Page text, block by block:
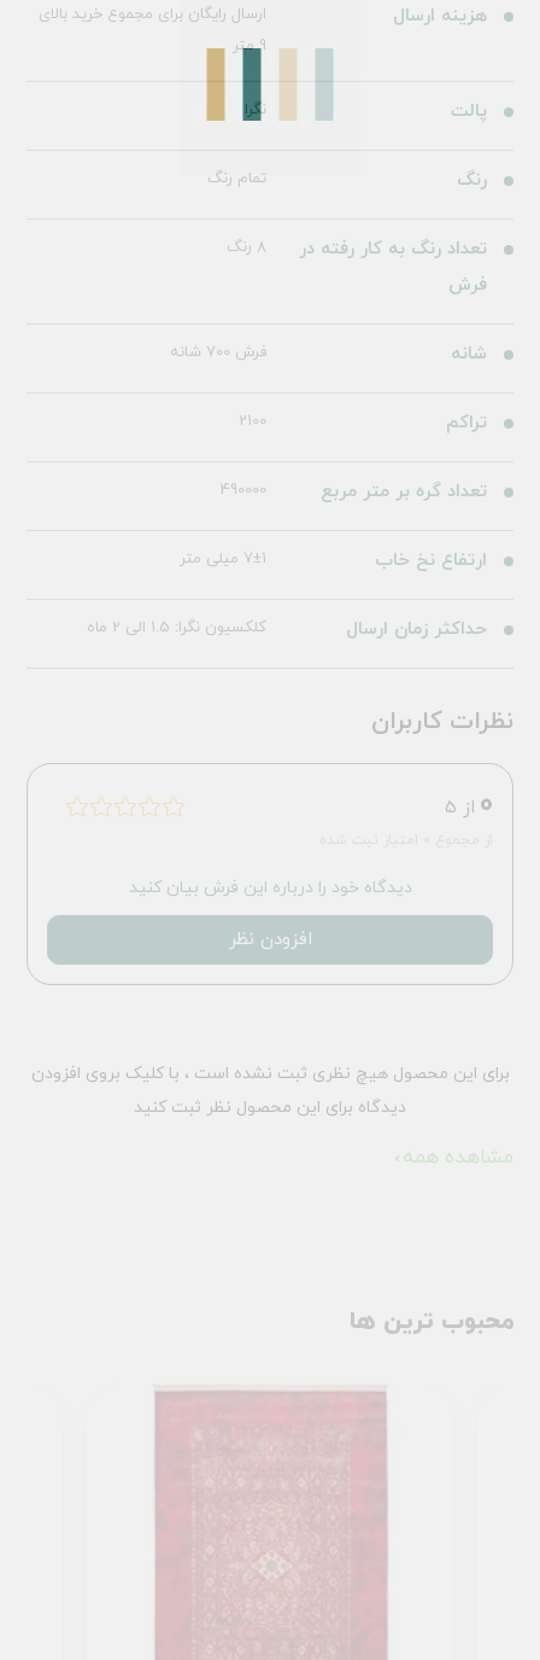
هزینه ارسال
ارسال رایگان برای مجموع خرید بالای
9 متر
پالت نگرا
رنگ تمام رنگ
تعداد رنگ به کار رفته در
فرش
8 رنگ
شانه فرش 700 شانه
تراکم 2100
تعداد گره بر متر مربع 490000
ارتفاع نخ خاب 7±1 میلی متر
حداکثر زمان ارسال کلکسیون نگرا: 1.5 الی 2 ماه
نظرات کاربران
0 از 5
دیدگاه خود را درباره این فرش بیان کنید
افزودن نظر
برای این محصول هیچ نظری ثبت نشده است ، با کلیک بروی افزودن
دیدگاه برای این محصول نظر ثبت کنید
مشاهده همه
محبوب ترین ها